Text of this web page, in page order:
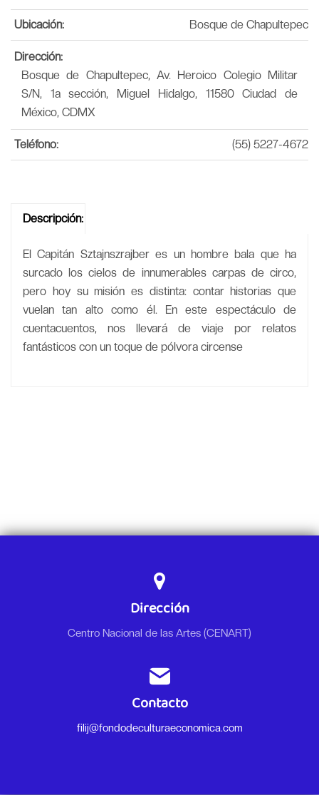
Ubicación: Bosque de Chapultepec
Dirección:
Bosque de Chapultepec, Av. Heroico Colegio Militar
S/N, 1a sección, Miguel Hidalgo, 11580 Ciudad de
México, CDMX
Teléfono: (55) 5227-4672
Descripción:
El Capitán Sztajnszrajber es un hombre bala que ha
surcado los cielos de innumerables carpas de circo,
pero hoy su misión es distinta: contar historias que
vuelan tan alto como él. En este espectáculo de
cuentacuentos, nos llevará de viaje por relatos
fantásticos con un toque de pólvora circense
Dirección
Centro Nacional de las Artes (CENART)
Contacto
filij@fondodeculturaeconomica.com